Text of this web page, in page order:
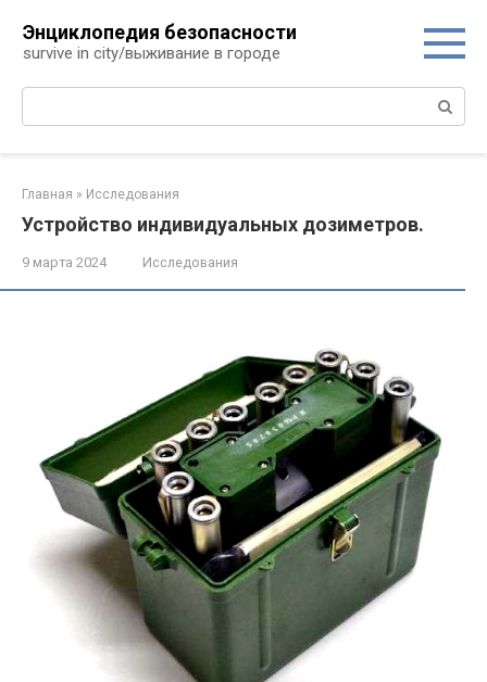
контенту
Энциклопедия безопасности
survive in city/выживание в городе
Поиск:
Главная » Исследования
Устройство индивидуальных дозиметров.
9 марта 2024 Исследования